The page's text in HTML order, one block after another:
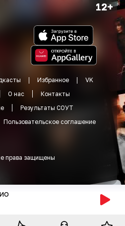
12+
Избранное
VK
О нас
Контакты
Результаты СОУТ
Пользовательское соглашение
права защищены